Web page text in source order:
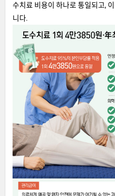
수치료 비용이 하나로 통일되고,
니다.